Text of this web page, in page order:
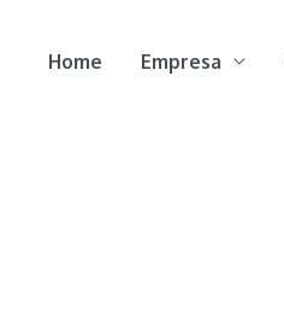
Home Empresa